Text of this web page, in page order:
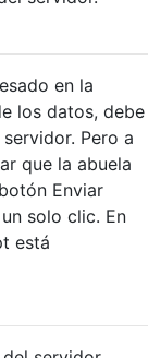
en la
los datos, debe
Pero a
que la abuela
Enviar
solo clic. En
está